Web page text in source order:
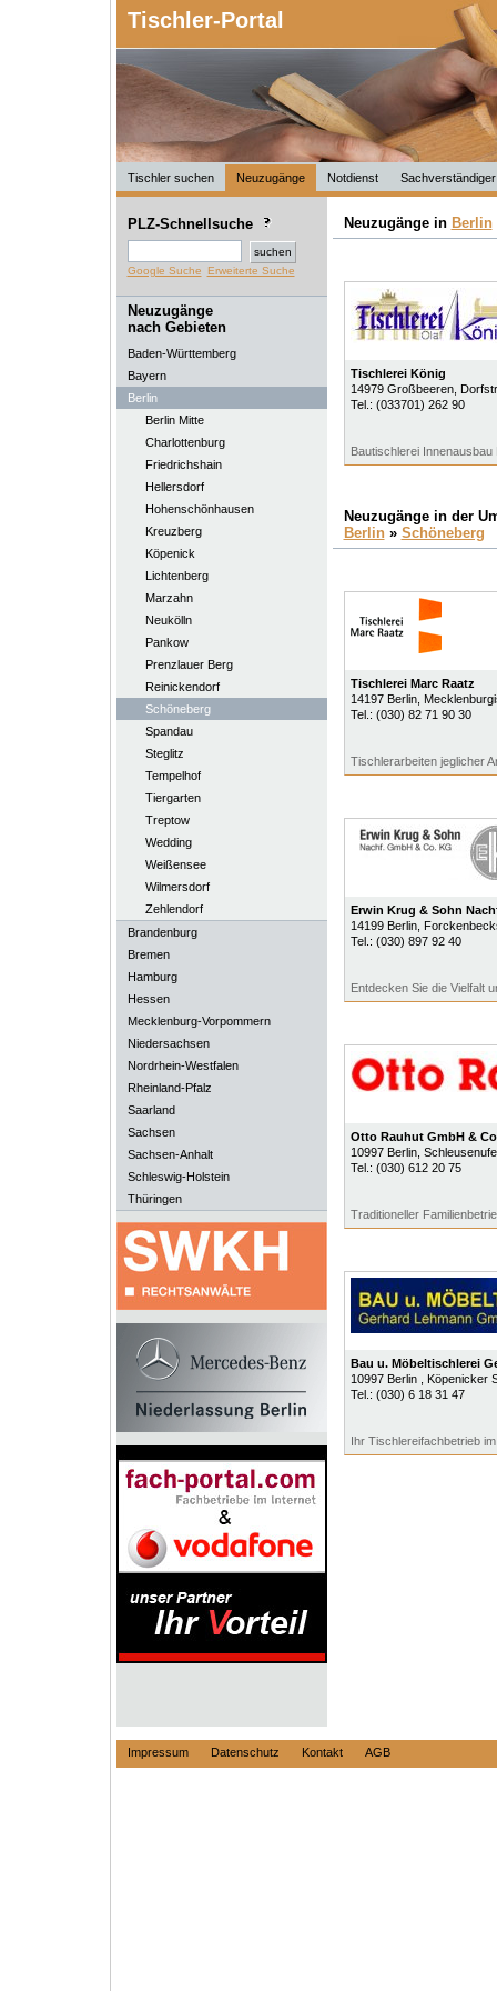
Tischler-Portal
Tischler suchen Neuzugänge Notdienst Sachverständiger
PLZ-Schnellsuche
Google Suche Erweiterte Suche
Neuzugänge
nach Gebieten
Baden-Württemberg
Bayern
Berlin
Berlin Mitte
Charlottenburg
Friedrichshain
Hellersdorf
Hohenschönhausen
Kreuzberg
Köpenick
Lichtenberg
Marzahn
Neukölln
Pankow
Prenzlauer Berg
Reinickendorf
Schöneberg
Spandau
Steglitz
Tempelhof
Tiergarten
Treptow
Wedding
Weißensee
Wilmersdorf
Zehlendorf
Brandenburg
Bremen
Hamburg
Hessen
Mecklenburg-Vorpommern
Niedersachsen
Nordrhein-Westfalen
Rheinland-Pfalz
Saarland
Sachsen
Sachsen-Anhalt
Schleswig-Holstein
Thüringen
Neuzugänge in Berlin
Tischlerei König
14979 Großbeeren,
Tel.: (033701) 262 90
Bautischlerei Innenausbau
Neuzugänge in der
Berlin» Schöneberg
Tischlerei Marc Raatz
14197 Berlin,
Tel.: (030) 82 71 90 30
Tischlerarbeiten jeglicher
Erwin Krug & Sohn
14199 Berlin,
Tel.: (030) 897 92 40
Entdecken Sie die Vielfalt
Otto Rauhut GmbH &
10997 Berlin,
Tel.: (030) 612 20 75
Traditioneller
Bau u. Möbeltischlerei
10997 Berlin
, Köpenicker
Tel.: (030) 6 18 31 47
Ihr Tischlereifachbetrieb
Impressum Datenschutz Kontakt AGB